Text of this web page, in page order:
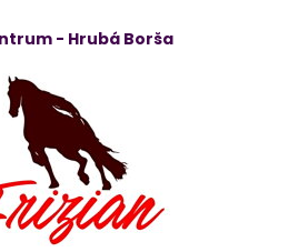
- Hrubá Borša